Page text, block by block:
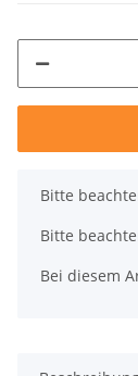
x
Bitte
Bitte
Bei diesem